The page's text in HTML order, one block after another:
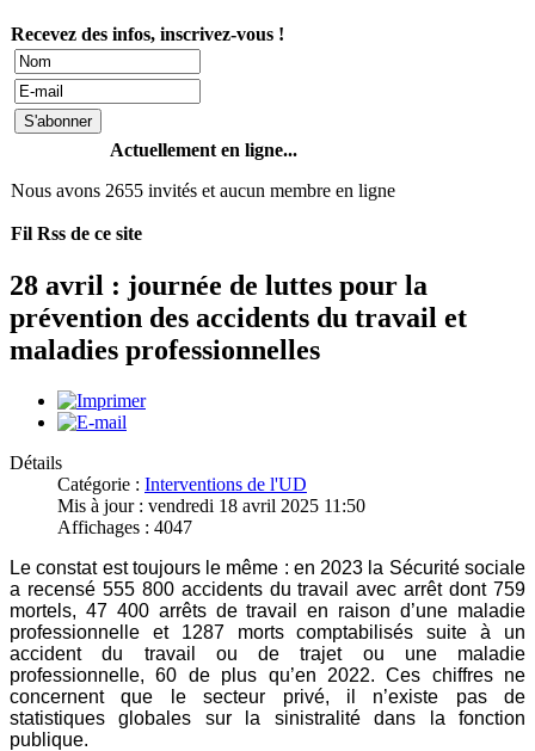
Recevez des infos, inscrivez-vous !
Actuellement en ligne...
Nous avons 2655 invités et aucun membre en ligne
Fil Rss de ce site
28 avril : journée de luttes pour la
prévention des accidents du travail et
maladies professionnelles
Détails
Catégorie : Interventions de l'UD
Mis à jour : vendredi 18 avril 2025 11:50
Affichages : 4047
Le constat est toujours le même : en 2023 la Sécurité sociale
a recensé 555 800 accidents du travail avec arrêt dont 759
mortels, 47 400 arrêts de travail en raison d’une maladie
professionnelle et 1287 morts comptabilisés suite à un
accident du travail ou de trajet ou une maladie
professionnelle, 60 de plus qu’en 2022. Ces chiffres ne
concernent que le secteur privé, il n’existe pas de
statistiques globales sur la sinistralité dans la fonction
publique.